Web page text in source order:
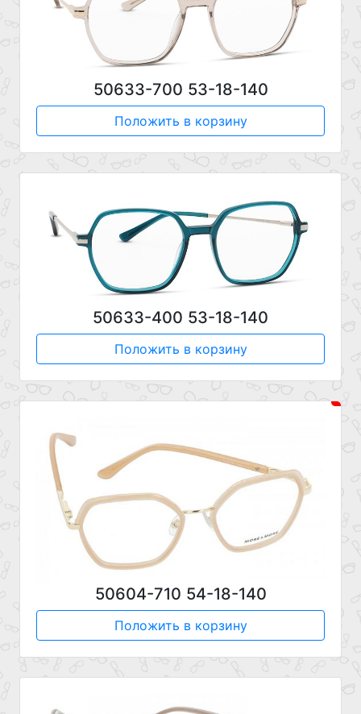
50633-700 53-18-140
Положить в корзину
50633-400 53-18-140
Положить в корзину
50604-710 54-18-140
Положить в корзину